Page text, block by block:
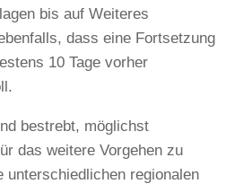
bis auf Weiteres
dass eine Fortsetzung
10 Tage vorher
bestrebt, möglichst
das weitere Vorgehen zu
regionalen